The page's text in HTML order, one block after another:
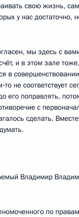
свою жизнь,
у нас достаточно,
мы здесь с
и в этом зале
в
не соответствует
его поправлять,
с
сделать.
Владимир
по